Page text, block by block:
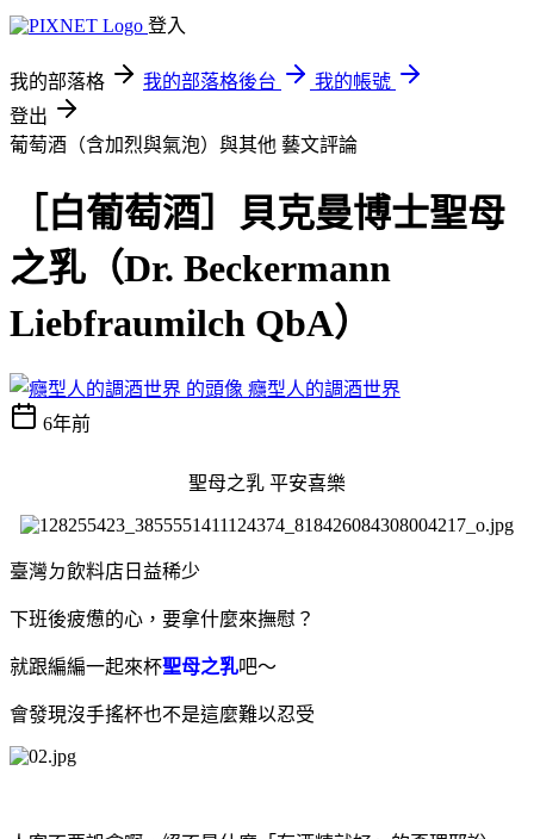
登入
我的部落格 我的部落格後台
我的帳號
登出
葡萄酒（含加烈與氣泡）與其他 藝文評論
［白葡萄酒］貝克曼博士聖母
之乳（Dr. Beckermann
Liebfraumilch QbA）
癮型人的調酒世界
6年前
聖母之乳 平安喜樂
臺灣ㄉ飲料店日益稀少
下班後疲憊的心，要拿什麼來撫慰？
就跟編編一起來杯聖母之乳吧～
會發現沒手搖杯也不是這麼難以忍受